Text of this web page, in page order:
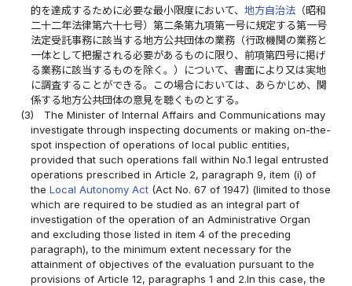
的を達成するために必要な最小限度において、地方自治法 （昭和
二十二年法律第六十七号）第二条第九項第一号に規定する第一号
法定受託事務に該当する地方公共団体の業務（行政機関の業務と
一体として把握される必要があるものに限り、前項第四号に掲げ
る業務に該当するものを除く。）について、書面により又は実地
に調査することができる。この場合においては、あらかじめ、関
係する地方公共団体の意見を聴くものとする。
(3)
The Minister of Internal Affairs and Communications may
investigate through inspecting documents or making on-the-
spot inspection of operations of local public entities,
provided that such operations fall within No.1 legal entrusted
operations prescribed in Article 2, paragraph 9, item (i) of
theLocal Autonomy Act (Act No. 67 of 1947) (limited to those
which are required to be studied as an integral part of
investigation of the operation of an Administrative Organ
and excluding those listed in item 4 of the preceding
paragraph), to the minimum extent necessary for the
attainment of objectives of the evaluation pursuant to the
provisions of Article 12, paragraphs 1 and 2.In this case, the